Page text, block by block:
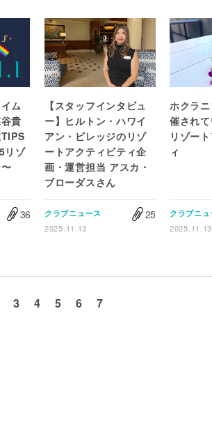
ム
貴
リゾ
36
【スタッフインタビュ
ー】ヒルトン・ハワイ
アン・ビレッジのリゾ
ートアクティビティ企
画・運営担当 アスカ・
ブローダスさん
クラブニュース
2025.11.13
25
ホクラ
催され
リゾー
ィ
クラブニュ
2025.11.13
3 4 5 6 7